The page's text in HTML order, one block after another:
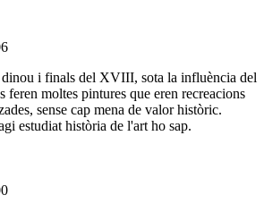
dinou i finals del XVIII, sota la influència del
feren moltes pintures que eren recreacions
sense cap mena de valor històric.
estudiat història de l'art ho sap.